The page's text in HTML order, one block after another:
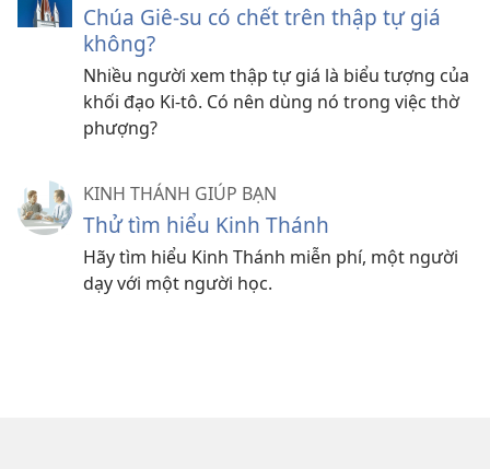
Chúa Giê-su có chết trên thập tự giá
không?
Nhiều người xem thập tự giá là biểu tượng của
khối đạo Ki-tô. Có nên dùng nó trong việc thờ
phượng?
KINH THÁNH GIÚP BẠN
Thử tìm hiểu Kinh Thánh
Hãy tìm hiểu Kinh Thánh miễn phí, một người
dạy với một người học.